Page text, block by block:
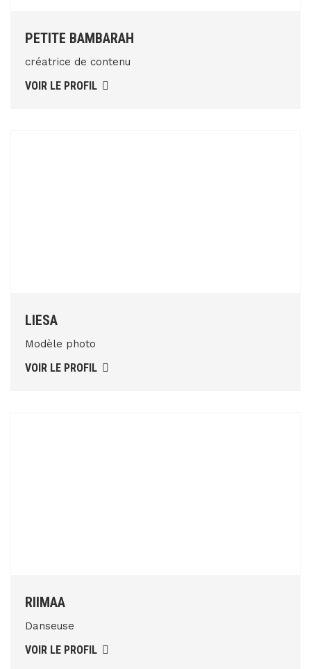
PETITE BAMBARAH
créatrice de contenu
VOIR LE PROFIL
LIESA
Modèle photo
VOIR LE PROFIL
RIIMAA
Danseuse
VOIR LE PROFIL